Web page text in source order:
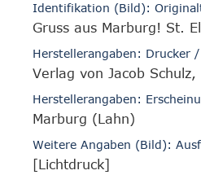
Identifikation (Bild):
Gruss aus Marburg! St.
Herstellerangaben: Drucker
Verlag von Jacob Schulz,
Herstellerangaben:
Marburg (Lahn)
Weitere Angaben (Bild):
[Lichtdruck]